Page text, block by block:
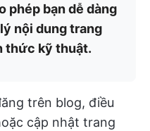
phép bạn dễ dàng
nội dung trang
thức kỹ thuật.
trên blog, điều
cập nhật trang